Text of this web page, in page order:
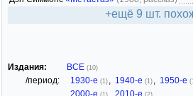
+ещё 9 шт.
Издания: ВСЕ (10)
/период: 1930-е (1) , 1940-е (1) , 1950-е
2000-е
, 2010-е